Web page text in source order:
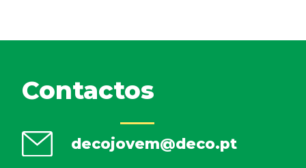
Contactos
decojovem@deco.pt